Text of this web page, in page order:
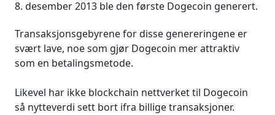
8. desember 2013 ble den første Dogecoin generert.
Transaksjonsgebyrene for disse genereringene er
svært lave, noe som gjør Dogecoin mer attraktiv
som en betalingsmetode.
Likevel har ikke blockchain nettverket til Dogecoin
så nytteverdi sett bort ifra billige transaksjoner.